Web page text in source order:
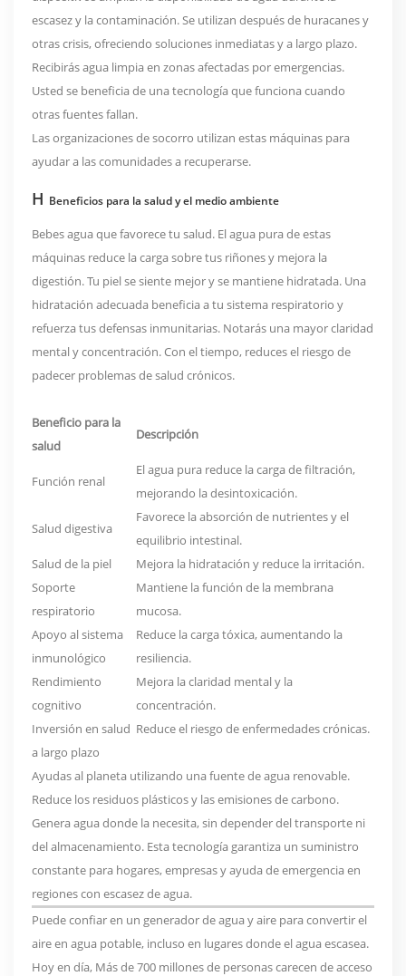
escasez y la contaminación. Se utilizan después de huracanes y
otras crisis, ofreciendo soluciones inmediatas y a largo plazo.
Recibirás agua limpia en zonas afectadas por emergencias.
Usted se beneficia de una tecnología que funciona cuando
otras fuentes fallan.
Las organizaciones de socorro utilizan estas máquinas para
ayudar a las comunidades a recuperarse.
H Beneficios para la salud y el medio ambiente
Bebes agua que favorece tu salud. El agua pura de estas
máquinas reduce la carga sobre tus riñones y mejora la
digestión. Tu piel se siente mejor y se mantiene hidratada. Una
hidratación adecuada beneficia a tu sistema respiratorio y
refuerza tus defensas inmunitarias. Notarás una mayor claridad
mental y concentración. Con el tiempo, reduces el riesgo de
padecer problemas de salud crónicos.
Beneficio para la
salud
Descripción
Función renal
El agua pura reduce la carga de filtración,
mejorando la desintoxicación.
Salud digestiva
Favorece la absorción de nutrientes y el
equilibrio intestinal.
Salud de la piel
Mejora la hidratación y reduce la irritación.
Soporte
respiratorio
Mantiene la función de la membrana
mucosa.
Apoyo al sistema
inmunológico
Reduce la carga tóxica, aumentando la
resiliencia.
Rendimiento
cognitivo
Mejora la claridad mental y la
concentración.
Inversión en salud
a largo plazo
Reduce el riesgo de enfermedades crónicas.
Ayudas al planeta utilizando una fuente de agua renovable.
Reduce los residuos plásticos y las emisiones de carbono.
Genera agua donde la necesita, sin depender del transporte ni
del almacenamiento. Esta tecnología garantiza un suministro
constante para hogares, empresas y ayuda de emergencia en
regiones con escasez de agua.
Puede confiar en un generador de agua y aire para convertir el
aire en agua potable, incluso en lugares donde el agua escasea.
Hoy en día, Más de 700 millones de personas carecen de acceso